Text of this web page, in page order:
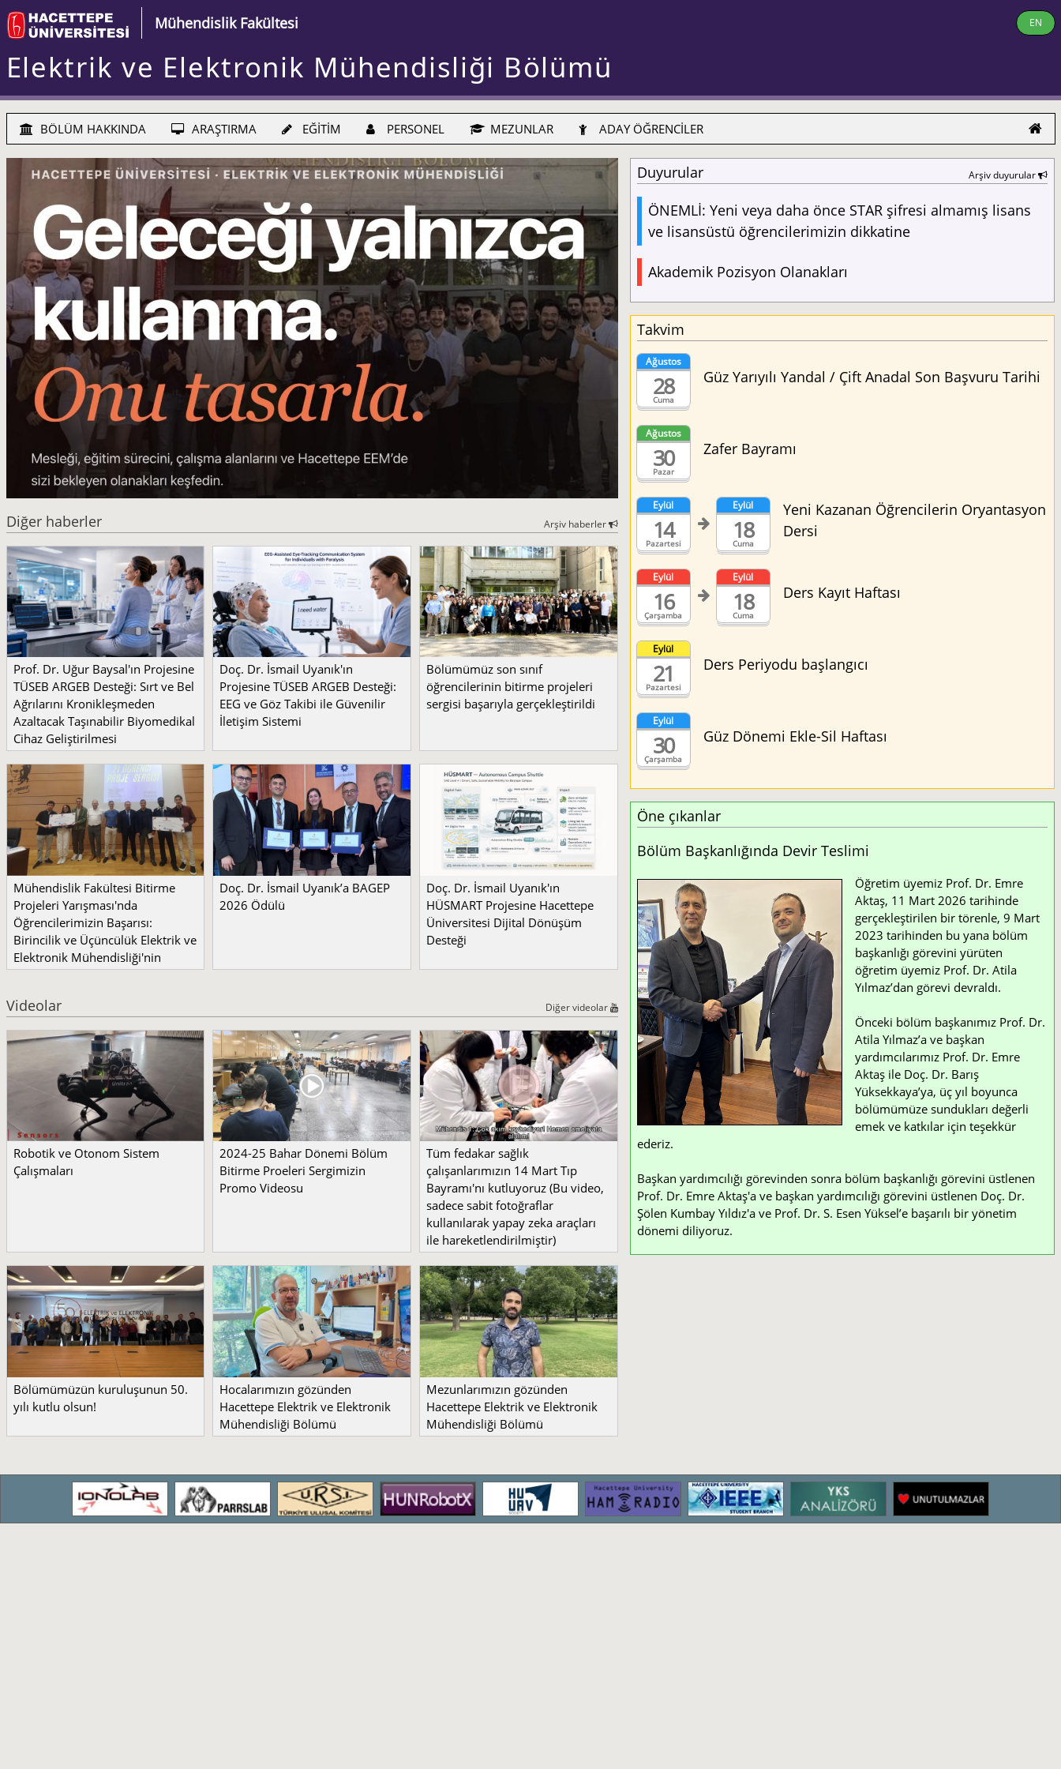
Mühendislik Fakültesi EN
Elektrik ve Elektronik Mühendisliği Bölümü
BÖLÜM HAKKINDA ARAŞTIRMA EĞİTİM PERSONEL MEZUNLAR ADAY ÖĞRENCİLER
Diğer haberler Arşiv haberler
Prof. Dr. Uğur Baysal'ın Projesine
TÜSEB ARGEB Desteği: Sırt ve Bel
Ağrılarını Kronikleşmeden
Azaltacak Taşınabilir Biyomedikal
Cihaz Geliştirilmesi
Doç. Dr. İsmail Uyanık'ın
Projesine TÜSEB ARGEB Desteği:
EEG ve Göz Takibi ile Güvenilir
İletişim Sistemi
Bölümümüz son sınıf
öğrencilerinin bitirme projeleri
sergisi başarıyla gerçekleştirildi
Mühendislik Fakültesi Bitirme
Projeleri Yarışması'nda
Öğrencilerimizin Başarısı:
Birincilik ve Üçüncülük Elektrik ve
Elektronik Mühendisliği'nin
Doç. Dr. İsmail Uyanık’a BAGEP
2026 Ödülü
Doç. Dr. İsmail Uyanık'ın
HÜSMART Projesine Hacettepe
Üniversitesi Dijital Dönüşüm
Desteği
Videolar Diğer videolar
Robotik ve Otonom Sistem
Çalışmaları
2024-25 Bahar Dönemi Bölüm
Bitirme Proeleri Sergimizin
Promo Videosu
Tüm fedakar sağlık
çalışanlarımızın 14 Mart Tıp
Bayramı'nı kutluyoruz (Bu video,
sadece sabit fotoğraflar
kullanılarak yapay zeka araçları
ile hareketlendirilmiştir)
Bölümümüzün kuruluşunun 50.
yılı kutlu olsun!
Hocalarımızın gözünden
Hacettepe Elektrik ve Elektronik
Mühendisliği Bölümü
Mezunlarımızın gözünden
Hacettepe Elektrik ve Elektronik
Mühendisliği Bölümü
Duyurular Arşiv duyurular
ÖNEMLİ: Yeni veya daha önce STAR şifresi almamış lisans
ve lisansüstü öğrencilerimizin dikkatine
Akademik Pozisyon Olanakları
Takvim
Cuma
Ağustos
28 Güz Yarıyılı Yandal / Çift Anadal Son Başvuru Tarihi
Pazar
Ağustos
30 Zafer Bayramı
Pazartesi
Eylül
14 Cuma
Eylül
18
Yeni Kazanan Öğrencilerin Oryantasyon
Dersi
Çarşamba
Eylül
16 Cuma
Eylül
18 Ders Kayıt Haftası
Pazartesi
Eylül
21 Ders Periyodu başlangıcı
Çarşamba
Eylül
30 Güz Dönemi Ekle-Sil Haftası
Öne çıkanlar
Bölüm Başkanlığında Devir Teslimi
Öğretim üyemiz Prof. Dr. Emre
Aktaş, 11 Mart 2026 tarihinde
gerçekleştirilen bir törenle, 9 Mart
2023 tarihinden bu yana bölüm
başkanlığı görevini yürüten
öğretim üyemiz Prof. Dr. Atila
Yılmaz’dan görevi devraldı.
Önceki bölüm başkanımız Prof. Dr.
Atila Yılmaz’a ve başkan
yardımcılarımız Prof. Dr. Emre
Aktaş ile Doç. Dr. Barış
Yüksekkaya’ya, üç yıl boyunca
bölümümüze sundukları değerli
emek ve katkılar için teşekkür
ederiz.
Başkan yardımcılığı görevinden sonra bölüm başkanlığı görevini üstlenen
Prof. Dr. Emre Aktaş'a ve başkan yardımcılığı görevini üstlenen Doç. Dr.
Şölen Kumbay Yıldız'a ve Prof. Dr. S. Esen Yüksel’e başarılı bir yönetim
dönemi diliyoruz.